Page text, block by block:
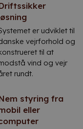
er udviklet til
vejrforhold og
til at
vind og vejr
rundt.
styring fra
eller